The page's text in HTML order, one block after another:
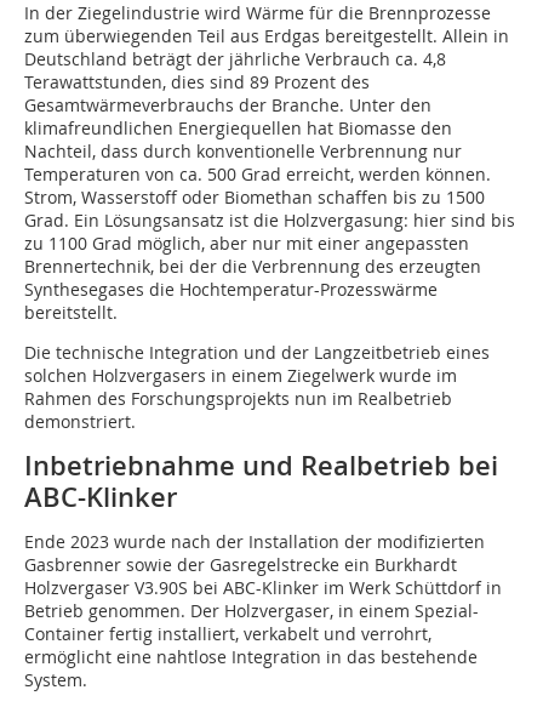
In der Ziegelindustrie wird Wärme für die Brennprozesse
zum überwiegenden Teil aus Erdgas bereitgestellt. Allein in
Deutschland beträgt der jährliche Verbrauch ca. 4,8
Terawattstunden, dies sind 89 Prozent des
Gesamtwärmeverbrauchs der Branche. Unter den
klimafreundlichen Energiequellen hat Biomasse den
Nachteil, dass durch konventionelle Verbrennung nur
Temperaturen von ca. 500 Grad erreicht, werden können.
Strom, Wasserstoff oder Biomethan schaffen bis zu 1500
Grad. Ein Lösungsansatz ist die Holzvergasung: hier sind bis
zu 1100 Grad möglich, aber nur mit einer angepassten
Brennertechnik, bei der die Verbrennung des erzeugten
Synthesegases die Hochtemperatur-Prozesswärme
bereitstellt.
Die technische Integration und der Langzeitbetrieb eines
solchen Holzvergasers in einem Ziegelwerk wurde im
Rahmen des Forschungsprojekts nun im Realbetrieb
demonstriert.
Inbetriebnahme und Realbetrieb bei
ABC-Klinker
Ende 2023 wurde nach der Installation der modifizierten
Gasbrenner sowie der Gasregelstrecke ein Burkhardt
Holzvergaser V3.90S bei ABC-Klinker im Werk Schüttdorf in
Betrieb genommen. Der Holzvergaser, in einem Spezial-
Container fertig installiert, verkabelt und verrohrt,
ermöglicht eine nahtlose Integration in das bestehende
System.